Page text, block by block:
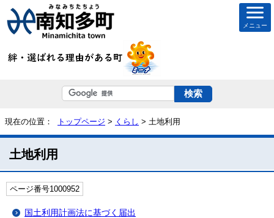
メニュー
現在の位置： トップページ > くらし > 土地利用
土地利用
ページ番号1000952
国土利用計画法に基づく届出